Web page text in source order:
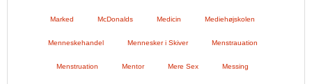
Marked McDonalds Medicin Mediehøjskolen
Menneskehandel Mennesker i Skiver Menstrauation
Menstruation Mentor Mere Sex Messing